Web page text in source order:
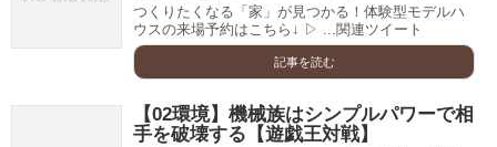
つくりたくなる「家」が見つかる！体験型モデルハ
ウスの来場予約はこちら↓ ▷ ...関連ツイート
記事を読む
【02環境】機械族はシンプルパワーで相
手を破壊する【遊戯王対戦】